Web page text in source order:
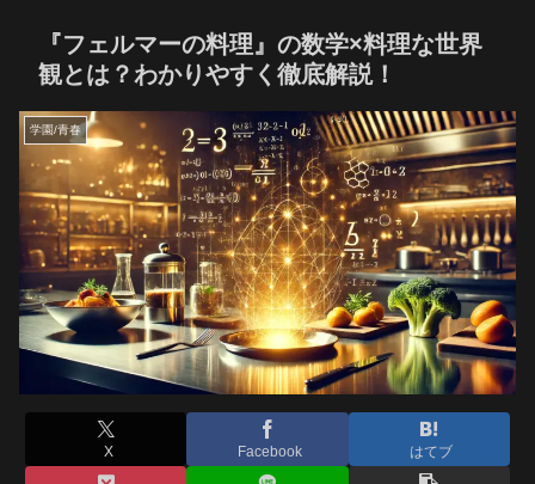
『フェルマーの料理』の数学×料理な世界
観とは？わかりやすく徹底解説！
学園/青春
X Facebook はてブ